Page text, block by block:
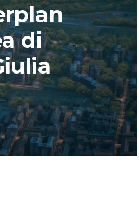
di
STORIE
Urban Headquarters:
il workplace che
rigenera la città nel
nuovo talk di
NiiProgetti